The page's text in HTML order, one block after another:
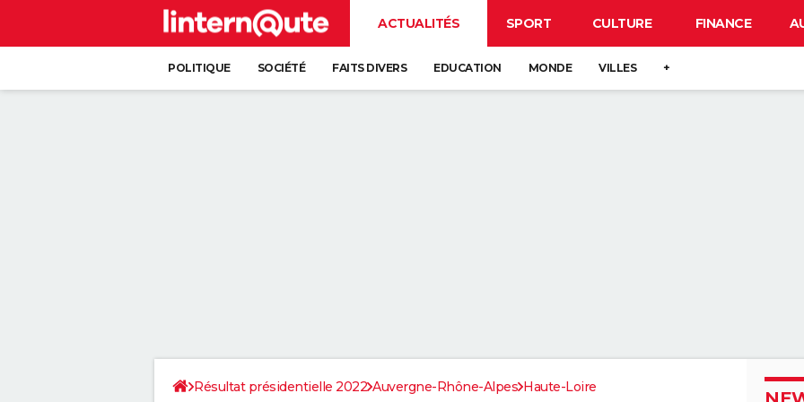
ACTUALITÉS SPORT CULTURE FINANCE
POLITIQUE SOCIÉTÉ FAITS DIVERS EDUCATION MONDE VILLES +
Résultat présidentielle 2022 Auvergne-Rhône-Alpes Haute-Loire